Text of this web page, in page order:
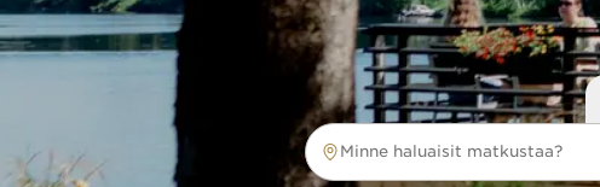
Minne haluaisit matkustaa?
Minne haluaisit matkustaa?